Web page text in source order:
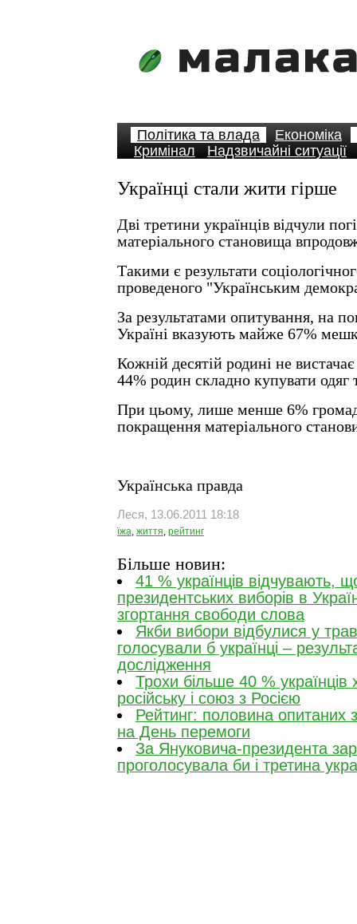
Політика та влада
Економіка
Кримінал
Надзвичайні ситуації
Українці стали жити гірше
Дві третини українців відчули
матеріального становища
Такими є результати
проведеного "Українським
За результатами опитування, на
Україні вказують майже 67%
Кожній десятій родині не
44% родин складно купувати одяг
При цьому, лише менше 6%
покращення матеріального
Українська правда
Леся, 13.06.2011 18:18
їжа, життя, рейтинг
Більше новин:
41 % українців відчувають,
президентських виборів в
згортання свободи слова
Якби вибори відбулися у
голосували б українці –
дослідження
Трохи більше 40 % українців
російську і союз з Росією
Рейтинг: половина опитаних
на День перемоги
За Януковича-президента
проголосувала би і третина